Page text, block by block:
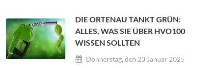
DIE ORTENAU TANKT GRÜN:
ALLES, WAS SIE ÜBER HVO100
WISSEN SOLLTEN
Donnerstag, den 23 Januar 2025